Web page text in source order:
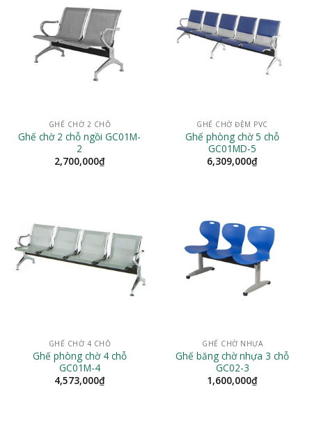
GHẾ CHỜ 2 CHỖ
Ghế chờ 2 chỗ ngồi GC01M-
2
2,700,000₫
GHẾ CHỜ ĐỆM PVC
Ghế phòng chờ 5 chỗ
GC01MD-5
6,309,000₫
GHẾ CHỜ 4 CHỖ
Ghế phòng chờ 4 chỗ
GC01M-4
4,573,000₫
GHẾ CHỜ NHỰA
Ghế băng chờ nhựa 3 chỗ
GC02-3
1,600,000₫